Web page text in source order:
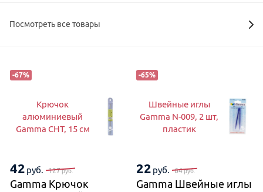
Посмотреть все товары
-67%
Крючок
алюминиевый
Gamma CHT, 15 см
42 руб. 127руб.
Gamma Крючок
-65%
Швейные иглы
Gamma N-009, 2 шт,
пластик
22 руб. 64руб.
Gamma Швейные иглы